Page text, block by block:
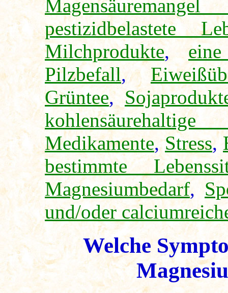
pestizidbelastete
Milchprodukte,
Pilzbefall,
Grüntee,
Medikamente,Stress,
bestimmte
Magnesiumbedarf,
und/oder
Welche